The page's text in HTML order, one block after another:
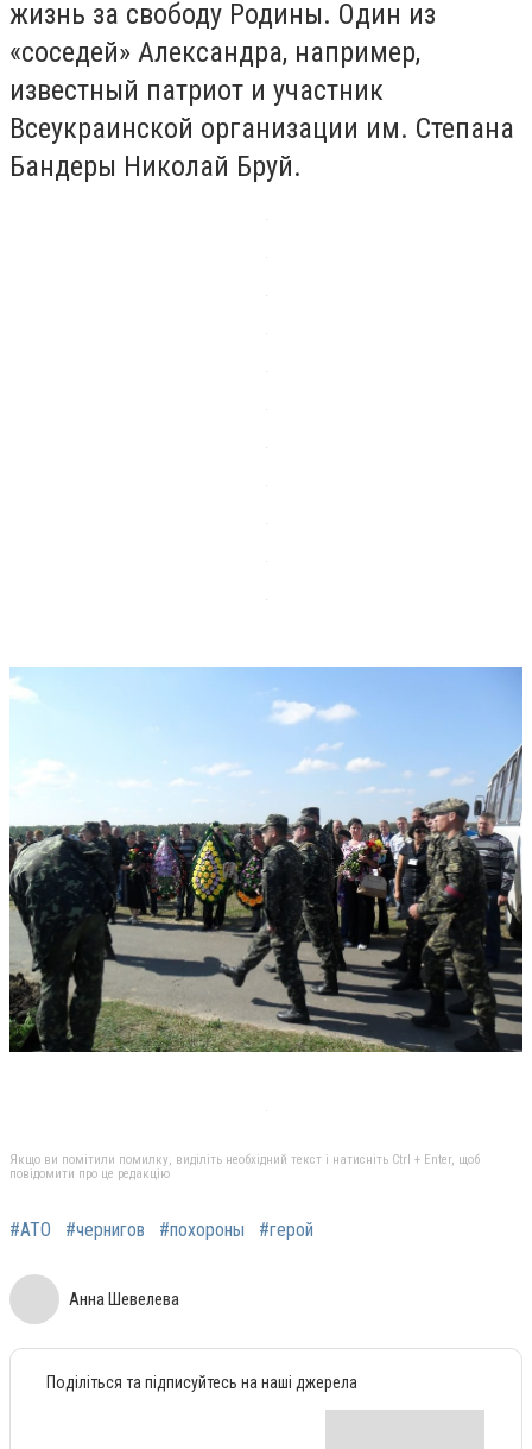
жизнь за свободу Родины. Один из
«соседей» Александра, например,
известный патриот и участник
Всеукраинской организации им. Степана
Бандеры Николай Бруй.
Якщо ви помітили помилку, виділіть необхідний текст і натисніть Ctrl + Enter, щоб
повідомити про це редакцію
#АТО #чернигов #похороны #герой
Анна Шевелева
Поділіться та підписуйтесь на наші джерела